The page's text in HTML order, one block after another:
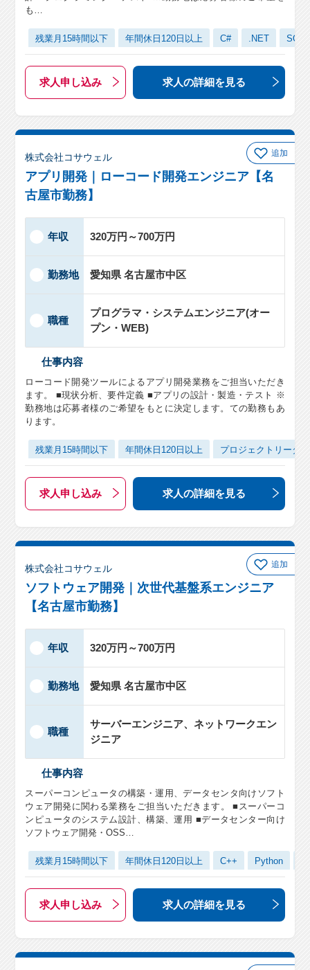
も…
残業月15時間以下 年間休日120日以上 C# .NET
求人申し込み 求人の詳細を見る
追加
株式会社コサウェル
アプリ開発｜ローコード開発エンジニア【名
古屋市勤務】
年収 320万円～700万円
勤務地 愛知県 名古屋市中区
職種
プログラマ・システムエンジニア(オー
プン・WEB)
仕事内容
ローコード開発ツールによるアプリ開発業務をご担当いただき
ます。 ■現状分析、要件定義 ■アプリの設計・製造・テスト ※
勤務地は応募者様のご希望をもとに決定します。ての勤務もあ
ります。
残業月15時間以下 年間休日120日以上 プロジェクトリーダー
求人申し込み 求人の詳細を見る
追加
株式会社コサウェル
ソフトウェア開発｜次世代基盤系エンジニア
【名古屋市勤務】
年収 320万円～700万円
勤務地 愛知県 名古屋市中区
職種
サーバーエンジニア、ネットワークエン
ジニア
仕事内容
スーパーコンピュータの構築・運用、データセンタ向けソフト
ウェア開発に関わる業務をご担当いただきます。 ■スーパーコ
ンピュータのシステム設計、構築、運用 ■データセンター向け
ソフトウェア開発・OSS…
残業月15時間以下 年間休日120日以上 C++ Python
求人申し込み 求人の詳細を見る